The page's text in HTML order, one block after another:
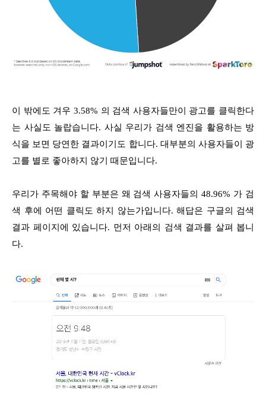
이 밖에도 겨우 3.58% 의 검색 사용자들만이 광고를 클릭한다
는 사실도 놀랍습니다. 사실 우리가 검색 엔진을 활용하는 방
식을 보면 당연한 결과이기도 합니다. 대부분의 사용자들이 광
고를 별로 좋아하지 않기 때문입니다.
우리가 주목해야 할 부분은 왜 검색 사용자들의 48.96% 가 검
색 후에 어떤 클릭도 하지 않는가입니다. 해답은 구글의 검색
결과 페이지에 있습니다. 먼저 아래의 검색 결과를 살펴 봅니
다.